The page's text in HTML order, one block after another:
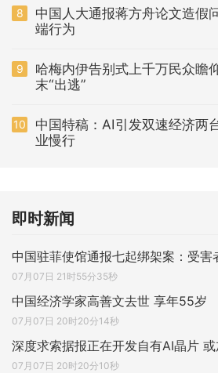
8
中国人大通报蒋方舟论文造假
端行为
9
哈梅内伊告别式上千万民众瞻
末“出逃”
10
中国特稿：AI引发双速经济两
业慢行
即时新闻
中国驻菲使馆通报七起绑架案：受害
07月07日 21时55分35秒
中国经济学家高善文去世 享年55岁
07月07日 20时20分14秒
深度求索据报正在开发自有AI晶片
07月07日 20时20分10秒